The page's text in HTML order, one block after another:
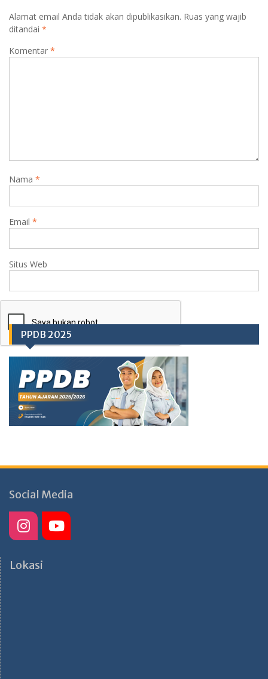
Alamat email Anda tidak akan dipublikasikan. Ruas yang wajib
ditandai *
Komentar *
Nama *
Email *
Situs Web
PPDB 2025
Social Media
Lokasi